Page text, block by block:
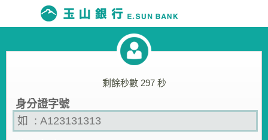
剩餘秒數 297秒
身分證字號